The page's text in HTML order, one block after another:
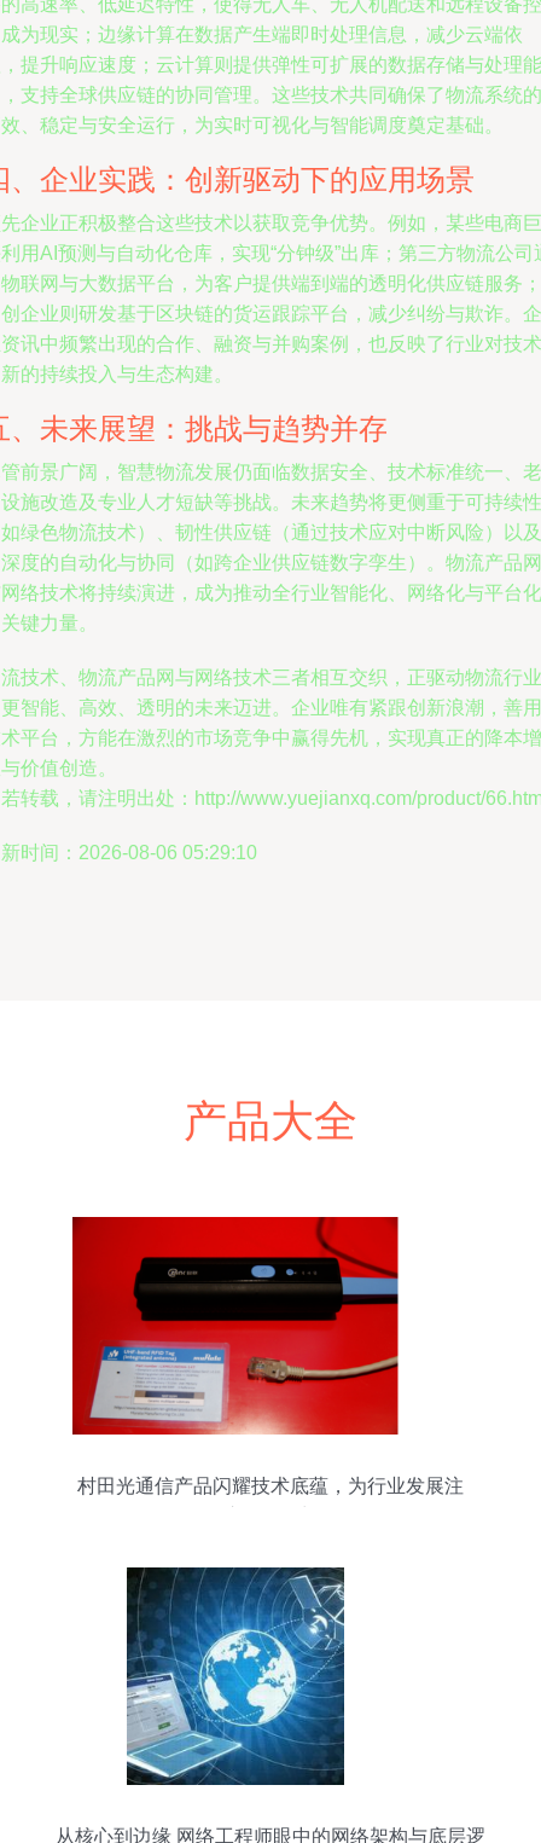
高速率、低延迟特性，使得无人车、无人机配送和远程设备控
为现实；边缘计算在数据产生端即时处理信息，减少云端依
提升响应速度；云计算则提供弹性可扩展的数据存储与处理能
支持全球供应链的协同管理。这些技术共同确保了物流系统的
、稳定与安全运行，为实时可视化与智能调度奠定基础。
、企业实践：创新驱动下的应用场景
企业正积极整合这些技术以获取竞争优势。例如，某些电商巨
用AI预测与自动化仓库，实现“分钟级”出库；第三方物流公司
联网与大数据平台，为客户提供端到端的透明化供应链服务；
企业则研发基于区块链的货运跟踪平台，减少纠纷与欺诈。企
讯中频繁出现的合作、融资与并购案例，也反映了行业对技术
的持续投入与生态构建。
、未来展望：挑战与趋势并存
前景广阔，智慧物流发展仍面临数据安全、技术标准统一、老
施改造及专业人才短缺等挑战。未来趋势将更侧重于可持续性
绿色物流技术）、韧性供应链（通过技术应对中断风险）以及
度的自动化与协同（如跨企业供应链数字孪生）。物流产品网
络技术将持续演进，成为推动全行业智能化、网络化与平台化
键力量。
技术、物流产品网与网络技术三者相互交织，正驱动物流行业
智能、高效、透明的未来迈进。企业唯有紧跟创新浪潮，善用
平台，方能在激烈的市场竞争中赢得先机，实现真正的降本增
价值创造。
转载，请注明出处：http://www.yuejianxq.com/product/
时间：2026-08-06 05:29:10
产品大全
村田光通信产品闪耀技术底蕴，为行业发展注
从核心到边缘 网络工程师眼中的网络架构与底层逻